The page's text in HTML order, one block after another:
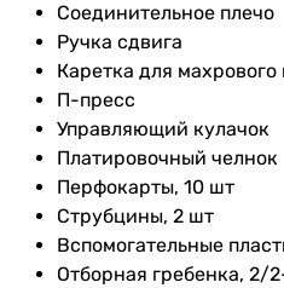
Соединительное плечо
Ручка сдвига
Каретка для
П-пресс
Управляющий кулачок
Платировочный челнок
Перфокарты, 10 шт
Струбцины, 2 шт
Вспомогательные
Отборная гребенка, 2/